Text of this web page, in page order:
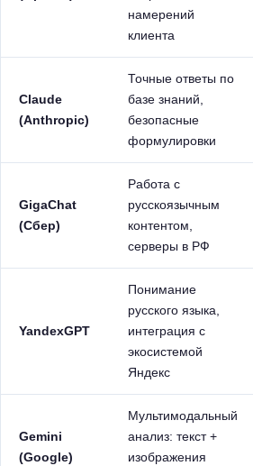
намерений
клиента
Claude
(Anthropic)
Точные ответы по
базе знаний,
безопасные
формулировки
GigaChat
(Сбер)
Работа с
русскоязычным
контентом,
серверы в РФ
YandexGPT
Понимание
русского языка,
интеграция с
экосистемой
Яндекс
Gemini
(Google)
Мультимодальный
анализ: текст +
изображения